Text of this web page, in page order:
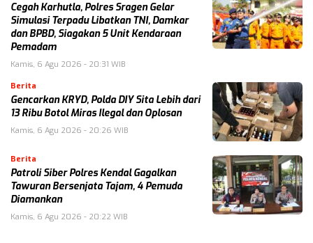
Cegah Karhutla, Polres Sragen Gelar
Simulasi Terpadu Libatkan TNI, Damkar
dan BPBD, Siagakan 5 Unit Kendaraan
Pemadam
Kamis, 6 Agu 2026 - 20:31 WIB
Berita
Gencarkan KRYD, Polda DIY Sita Lebih dari
13 Ribu Botol Miras Ilegal dan Oplosan
Kamis, 6 Agu 2026 - 20:26 WIB
Berita
Patroli Siber Polres Kendal Gagalkan
Tawuran Bersenjata Tajam, 4 Pemuda
Diamankan
Kamis, 6 Agu 2026 - 20:22 WIB